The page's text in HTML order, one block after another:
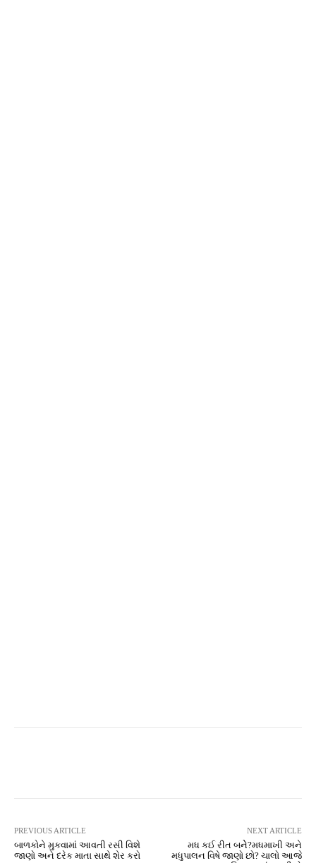
PREVIOUS ARTICLE
બાળકોને મુકવામાં આવતી રસી વિશે
જાણો અને દરેક માતા સાથે શેર કરો
NEXT ARTICLE
મધ કઈ રીત બનેે?મધમાખી અને
મધુપાલન વિષે જાણો છો? ચાલો આજે